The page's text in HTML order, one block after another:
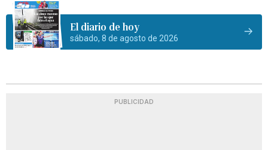
El diario de hoy
sábado, 8 de agosto de 2026
PUBLICIDAD